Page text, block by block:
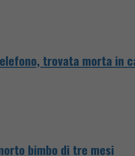
trovata morta in
bimbo di tre mesi